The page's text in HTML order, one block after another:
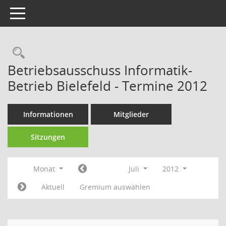
Toggle navigation
Rechercheauswahl
Betriebsausschuss Informatik-
Betrieb Bielefeld - Termine 2012
Informationen Mitglieder
Sitzungen
Monat Juli
2012
Aktuell
Gremium auswählen